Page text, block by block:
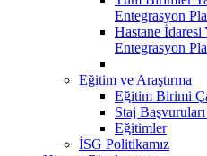
Entegrasyon
Hastane
Entegrasyon
Eğitim ve Araştırma
Eğitim Birimi
Staj
Eğitimler
İSG Politikamız